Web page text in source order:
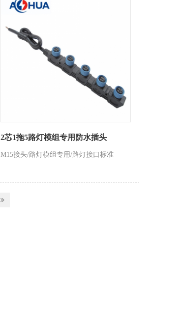
2芯1拖5路灯模组专用防水插头
M15接头/路灯模组专用/路灯接口标准